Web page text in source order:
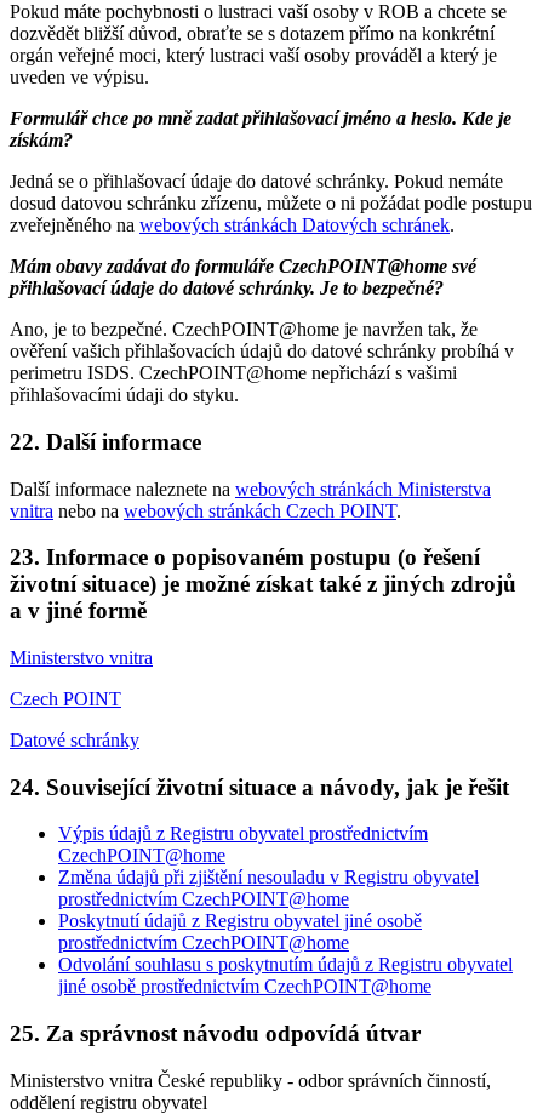
Pokud máte pochybnosti o lustraci vaší osoby v ROB a chcete se
dozvědět bližší důvod, obraťte se s dotazem přímo na konkrétní
orgán veřejné moci, který lustraci vaší osoby prováděl a který je
uveden ve výpisu.
Formulář chce po mně zadat přihlašovací jméno a heslo. Kde je
získám?
Jedná se o přihlašovací údaje do datové schránky. Pokud nemáte
dosud datovou schránku zřízenu, můžete o ni požádat podle postupu
zveřejněného na webových stránkách Datových schránek.
Mám obavy zadávat do formuláře CzechPOINT@home své
přihlašovací údaje do datové schránky. Je to bezpečné?
Ano, je to bezpečné. CzechPOINT@home je navržen tak, že
ověření vašich přihlašovacích údajů do datové schránky probíhá v
perimetru ISDS. CzechPOINT@home nepřichází s vašimi
přihlašovacími údaji do styku.
22. Další informace
Další informace naleznete na webových stránkách Ministerstva
vnitra nebo na webových stránkách Czech POINT.
23. Informace o popisovaném postupu (o řešení
životní situace) je možné získat také z jiných zdrojů
a v jiné formě
Ministerstvo vnitra
Czech POINT
Datové schránky
24. Související životní situace a návody, jak je řešit
Výpis údajů z Registru obyvatel prostřednictvím
CzechPOINT@home
Změna údajů při zjištění nesouladu v Registru obyvatel
prostřednictvím CzechPOINT@home
Poskytnutí údajů z Registru obyvatel jiné osobě
prostřednictvím CzechPOINT@home
Odvolání souhlasu s poskytnutím údajů z Registru obyvatel
jiné osobě prostřednictvím CzechPOINT@home
25. Za správnost návodu odpovídá útvar
Ministerstvo vnitra České republiky - odbor správních činností,
oddělení registru obyvatel